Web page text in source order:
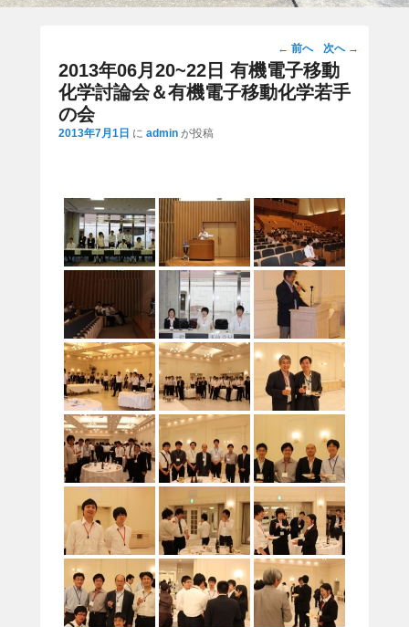
投
稿
ナ
ン
← 前へ 次へ →
2013年06月20~22日 有機電子移動
化学討論会＆有機電子移動化学若手
の会
2013年7月1日 に admin が投稿